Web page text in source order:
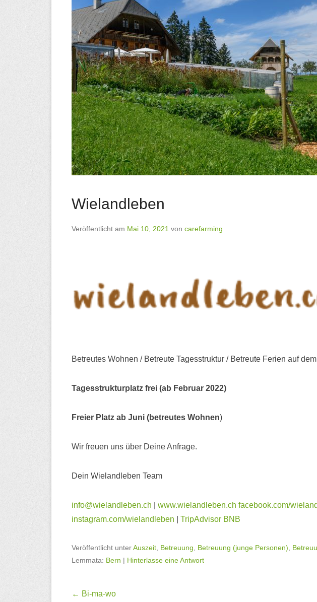
Wielandleben
Veröffentlicht am Mai 10, 2021 von carefarming
Betreutes Wohnen / Betreute Tagesstruktur / Betreute Ferien auf
Tagesstrukturplatz frei (ab Februar 2022)
Freier Platz ab Juni (betreutes Wohnen)
Wir freuen uns über Deine Anfrage.
Dein Wielandleben Team
info@wielandleben.ch www.wielandleben.ch facebook.com/
instagram.com/wielandleben
TripAdvisor BNB
Veröffentlicht unterAuszeit Betreuung Betreuung (junge Personen)
Lemmata: Bern | Hinterlasse eine Antwort
Beitragsnavigation
← Bi-ma-wo